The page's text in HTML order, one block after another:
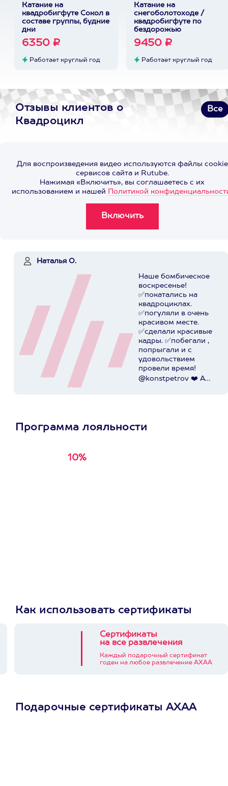
Катание на
квадробигфуте Сокол в
составе группы, будние
дни
6350 ₽
Работает круглый год
Катание на
снегоболотоходе /
квадробигфуте по
бездорожью
9450 ₽
Работает круглый год
Отзывы клиентов о
Квадроцикл
Все
Для воспроизведения видео используются файлы cookie
сервисов сайта и Rutube.
Нажимая «Включить», вы соглашаетесь с их
использованием и нашей Политикой
Наталья О.
Наше бомбическое
воскресенье!
✅покатались на
квадроциклах.
✅погуляли в очень
красивом месте.
✅сделали красивые
кадры. ✅побегали ,
попрыгали и с
удовольствием
провели время!
@konstpetrov ❤️ А
Программа лояльности
10%
Как использовать сертификаты
Сертификаты
на все развлечения
Каждый подарочный сертификат
годен на любое развлечение АХАА
Подарочные сертификаты АХАА